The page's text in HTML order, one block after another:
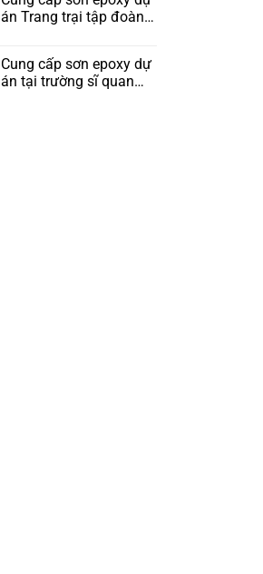
án Trang trại tập đoàn
Cung cấp sơn epoxy dự
án tại trường sĩ quan